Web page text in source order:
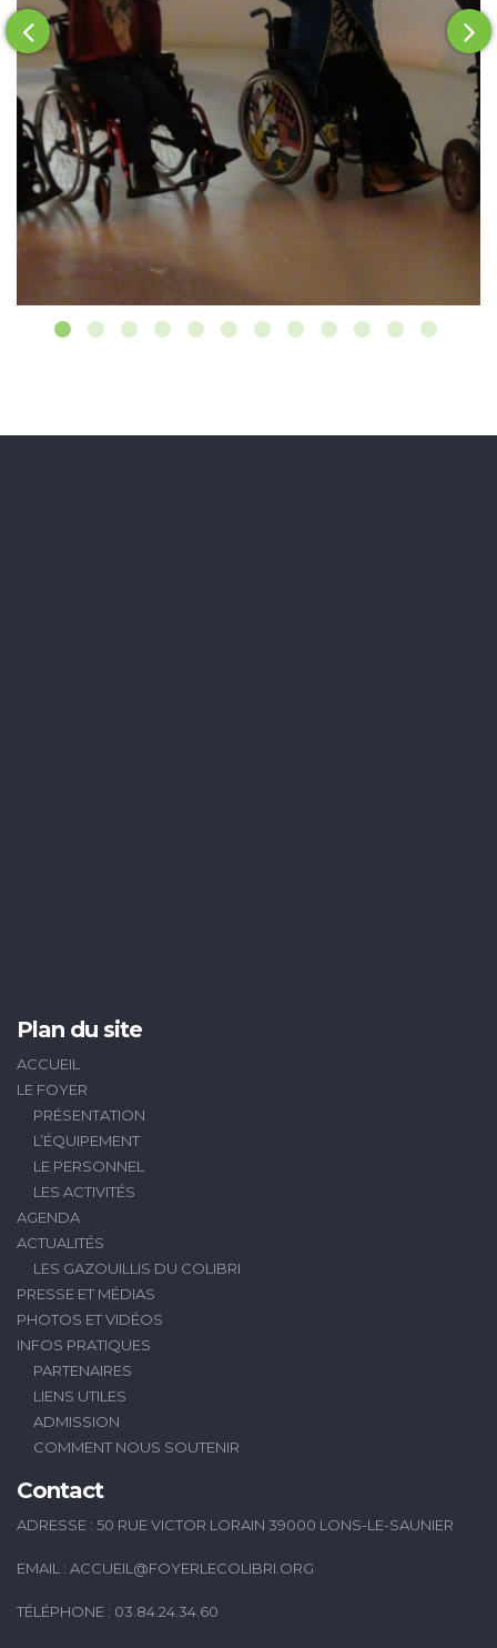
Plan du site
ACCUEIL
LE FOYER
PRÉSENTATION
L’ÉQUIPEMENT
LE PERSONNEL
LES ACTIVITÉS
AGENDA
ACTUALITÉS
LES GAZOUILLIS DU COLIBRI
PRESSE ET MÉDIAS
PHOTOS ET VIDÉOS
INFOS PRATIQUES
PARTENAIRES
LIENS UTILES
ADMISSION
COMMENT NOUS SOUTENIR
Contact
ADRESSE : 50 RUE VICTOR LORAIN 39000 LONS-LE-SAUNIER
EMAIL : ACCUEIL@FOYERLECOLIBRI.ORG
TÉLÉPHONE : 03.84.24.34.60